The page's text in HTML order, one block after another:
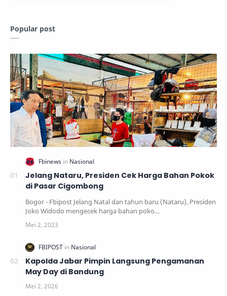
Popular post
Jelang Nataru, Presiden Cek Harga Bahan Pokok
di Pasar Cigombong
Bogor - Fbipost Jelang Natal dan tahun baru (Nataru), Presiden
Joko Widodo mengecek harga bahan poko…
Kapolda Jabar Pimpin Langsung Pengamanan
May Day di Bandung